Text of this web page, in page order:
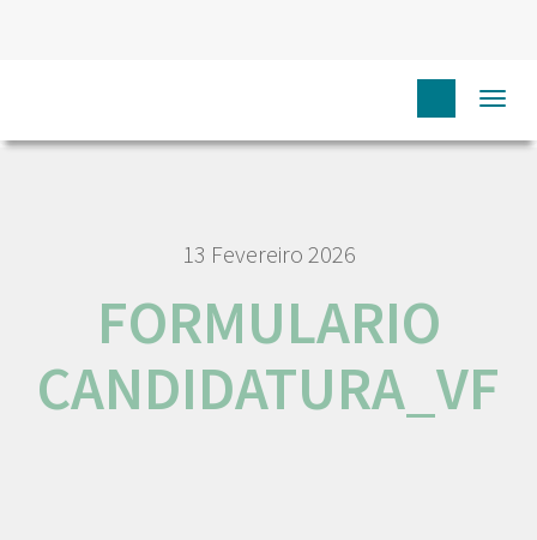
13 Fevereiro 2026
FORMULARIO
CANDIDATURA_VF